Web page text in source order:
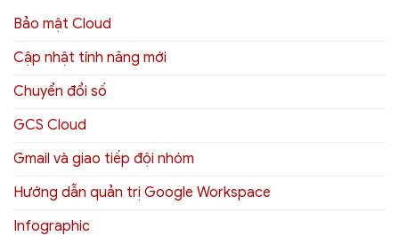
Bảo mật Cloud
Cập nhật tính năng mới
Chuyển đổi số
GCS Cloud
Gmail và giao tiếp đội nhóm
Hướng dẫn quản trị Google Workspace
Infographic